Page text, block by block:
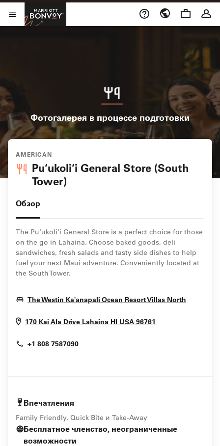
Skip to Content
Открыть меню
Marriott Bonvoy
Фотогалерея в процессе подготовки
AMERICAN
Pu‘ukoli‘i General Store (South
Tower)
Обзор
The Pu‘ukoli‘i General Store is a perfect choice for those
on the go in Lahaina. Choose baked goods, deli
sandwiches, fresh salads and tasty side dishes to help
fuel your next Maui adventure. Conveniently located at
the South Tower.
The Westin Ka'anapali Ocean Resort Villas North
170 Kai Ala Drive Lahaina HI USA 96761
+1 808 7587090
Впечатления
Family Friendly, Quick Bite и Take-Away
Бесплатное членство, неограниченные
возможности